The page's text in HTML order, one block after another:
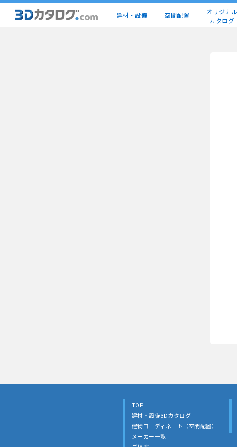
建材・設備 空間配置
オリジナル
カタログ
TOP
建材・設備3Dカタログ
建物コーディネート（空間配置）
メーカー一覧